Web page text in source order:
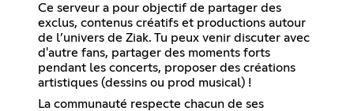
Ce serveur a pour objectif de partager des
exclus, contenus créatifs et productions autour
de l’univers de Ziak. Tu peux venir discuter avec
d'autre fans, partager des moments forts
pendant les concerts, proposer des créations
artistiques (dessins ou prod musical) !
La communauté respecte chacun de ses